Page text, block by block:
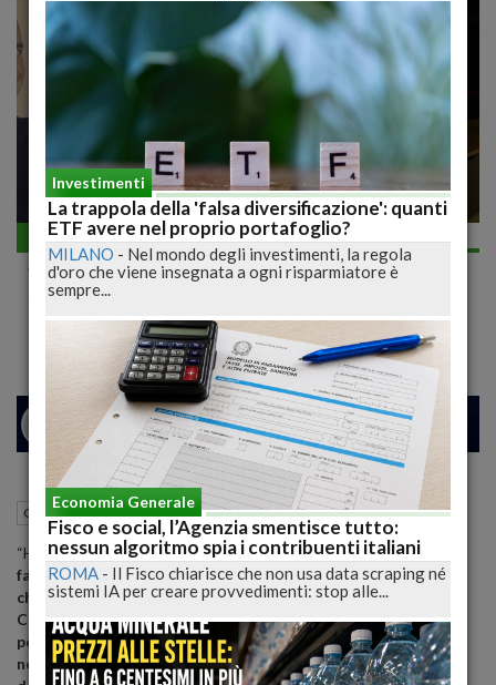
Giovani Imprenditori
#NonCiFermaNessuno Tour, Luca Abete agli
studenti Univaq: “Non scoraggiatevi.
MILANO 24 26
Giovani Imprenditori L'Aquila (AQ) 12 Febbraio 2015 13:01
“H
o voluto fortemente che il #NonCiFermaNessuno Tour
facesse tappa all’Aquila, una città simbolo del nostro Paese
che ha dimostrato di essere più forte dei muri che crollano.
Con il suo esempio di coraggio durante e dopo il terremoto, il
popolo aquilano incarna alla perfezione il messaggio del
nostro tour. Quanto accaduto qui mi tocca particolarmente:
Investimenti
La trappola della 'falsa diversificazione': quanti
ETF avere nel proprio portafoglio?
MILANO - Nel mondo degli investimenti, la regola
d'oro che viene insegnata a ogni risparmiatore è
sempre...
Economia Generale
Fisco e social, l’Agenzia smentisce tutto:
nessun algoritmo spia i contribuenti italiani
ROMA - Il Fisco chiarisce che non usa data scraping né
sistemi IA per creare provvedimenti: stop alle...